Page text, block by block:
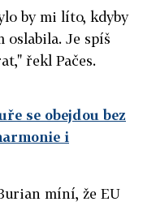
by mi líto, kdyby
oslabila. Je spíš
řekl Pačes.
se obejdou bez
i
míní, že EU